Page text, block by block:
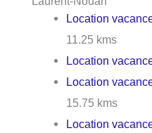
Location
11.25 kms
Location
Location
15.75 kms
Location